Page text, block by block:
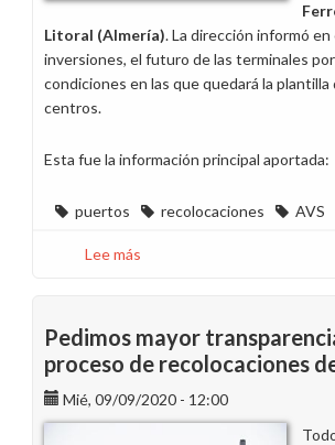
Litoral (Almería). La dirección informó
inversiones, el futuro de las terminales
condiciones en las que quedará la plantilla
centros.
Esta fue la información principal aportada:
puertos recolocaciones AVS
Lee más
oportunidades
para
las
plantillas
Pedimos mayor
proceso de recolocaciones
Mié, 09/09/2020 - 12:00